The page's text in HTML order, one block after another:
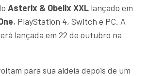
Asterix & Obelix XXL lançado em
, PlayStation 4, Switch e PC. A
lançada em 22 de outubro na
para sua aldeia depois de um